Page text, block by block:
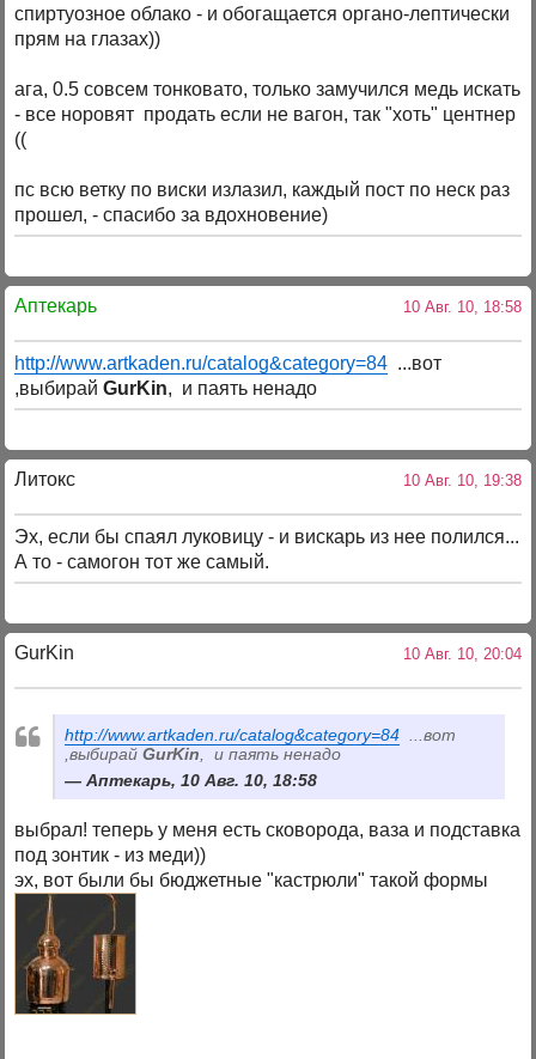
спиртуозное облако - и обогащается органо-лептически
прям на глазах))
ага, 0.5 совсем тонковато, только замучился медь искать
- все норовят продать если не вагон, так "хоть" центнер
((
пс всю ветку по виски излазил, каждый пост по неск раз
прошел, - спасибо за вдохновение)
Аптекарь 10 Авг. 10, 18:58
http://www.artkaden.ru/catalog&category=84 ...вот
,выбирайGurKin, и паять ненадо
Литокс 10 Авг. 10, 19:38
Эх, если бы спаял луковицу - и вискарь из нее полился...
А то - самогон тот же самый.
GurKin 10 Авг. 10, 20:04
http://www.artkaden.ru/catalog&category=84 ...вот
,выбирайGurKin , и паять ненадо
Аптекарь, 10 Авг. 10, 18:58
выбрал! теперь у меня есть сковорода, ваза и подставка
под зонтик - из меди))
эх, вот были бы бюджетные "кастрюли" такой формы